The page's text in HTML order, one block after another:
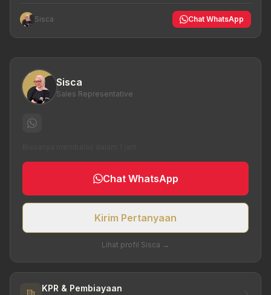
Sisca Chat WhatsApp
Sisca
Sales Representative
Chat WhatsApp
Kirim Pertanyaan
Lihat profil Sisca →
KPR & Pembiayaan